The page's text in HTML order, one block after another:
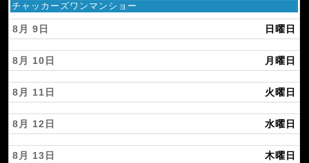
土
曜
日,
8
月
8
t
h
2
0
2
6
チャッカーズワンマンショー
日曜日
8月 9
月曜日
8月 10
火曜日
8月 11
水曜日
8月 12
木曜日
8月 13